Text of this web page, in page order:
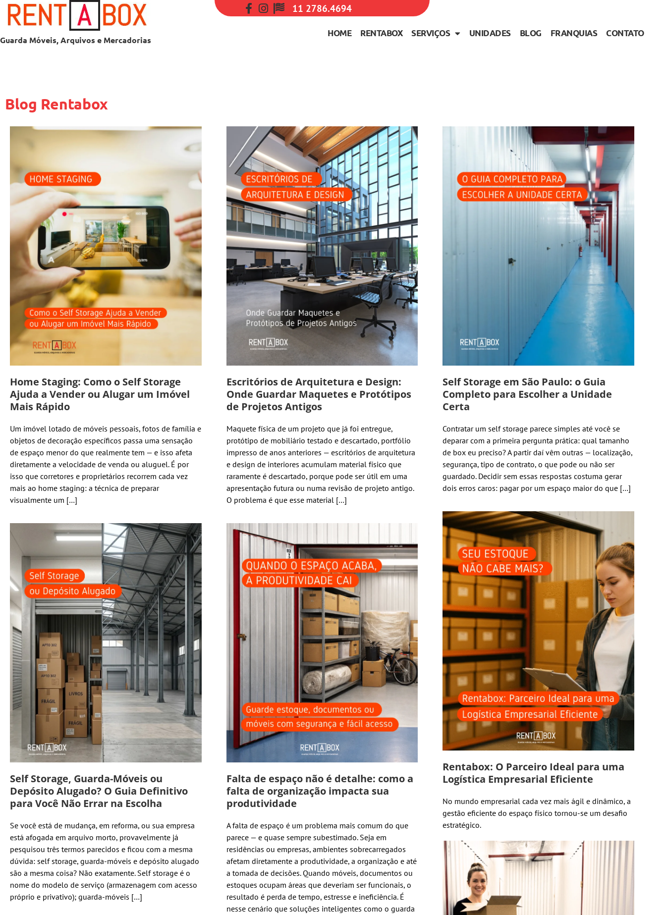
11 2786.4694
Guarda Móveis, Arquivos e Mercadorias
HOME RENTABOX SERVIÇOS UNIDADES BLOG FRANQUIAS CONTATO
Blog Rentabox
Home Staging: Como o Self Storage
Ajuda a Vender ou Alugar um Imóvel
Mais Rápido
Um imóvel lotado de móveis pessoais, fotos de família e
objetos de decoração específicos passa uma sensação
de espaço menor do que realmente tem — e isso afeta
diretamente a velocidade de venda ou aluguel. É por
isso que corretores e proprietários recorrem cada vez
mais ao home staging: a técnica de preparar
visualmente um […]
Escritórios de Arquitetura e Design:
Onde Guardar Maquetes e Protótipos
de Projetos Antigos
Maquete física de um projeto que já foi entregue,
protótipo de mobiliário testado e descartado, portfólio
impresso de anos anteriores — escritórios de arquitetura
e design de interiores acumulam material físico que
raramente é descartado, porque pode ser útil em uma
apresentação futura ou numa revisão de projeto antigo.
O problema é que esse material […]
Self Storage em São Paulo: o Guia
Completo para Escolher a Unidade
Certa
Contratar um self storage parece simples até você se
deparar com a primeira pergunta prática: qual tamanho
de box eu preciso? A partir daí vêm outras — localização,
segurança, tipo de contrato, o que pode ou não ser
guardado. Decidir sem essas respostas costuma gerar
dois erros caros: pagar por um espaço maior do que […]
Self Storage, Guarda-Móveis ou
Depósito Alugado? O Guia Definitivo
para Você Não Errar na Escolha
Se você está de mudança, em reforma, ou sua empresa
está afogada em arquivo morto, provavelmente já
pesquisou três termos parecidos e ficou com a mesma
dúvida: self storage, guarda-móveis e depósito alugado
são a mesma coisa? Não exatamente. Self storage é o
nome do modelo de serviço (armazenagem com acesso
próprio e privativo); guarda-móveis […]
Falta de espaço não é detalhe: como a
falta de organização impacta sua
produtividade
A falta de espaço é um problema mais comum do que
parece — e quase sempre subestimado. Seja em
residências ou empresas, ambientes sobrecarregados
afetam diretamente a produtividade, a organização e até
a tomada de decisões. Quando móveis, documentos ou
estoques ocupam áreas que deveriam ser funcionais, o
resultado é perda de tempo, estresse e ineficiência. É
nesse cenário que soluções inteligentes como o guarda
Rentabox: O Parceiro Ideal para uma
Logística Empresarial Eficiente
No mundo empresarial cada vez mais ágil e dinâmico, a
gestão eficiente do espaço físico tornou-se um desafio
estratégico.